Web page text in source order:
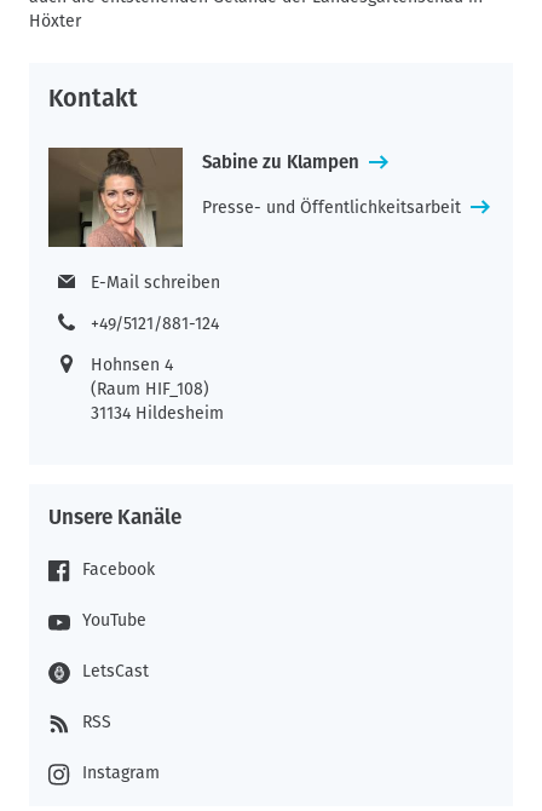
einer frauenORTE-Projektachse zwischen den
noch einsteigen.
Höxter
Kontakt
Sabine zu Klampen
Presse- und Öffentlichkeitsarbeit
E-Mail schreiben
+49/5121/881-124
Hohnsen 4
(Raum HIF_108)
31134 Hildesheim
Unsere Kanäle
Facebook
YouTube
LetsCast
RSS
Instagram